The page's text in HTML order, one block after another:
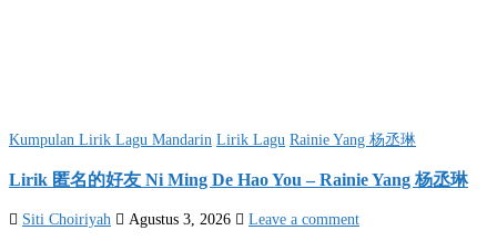
Posted
Kumpulan Lirik Lagu Mandarin Lirik Lagu Rainie Yang 杨丞琳
Lirik 匿名的好友 Ni Ming De Hao You – Rainie Yang 杨丞琳
Siti Choiriyah Agustus 3, 2026 Leave a comment